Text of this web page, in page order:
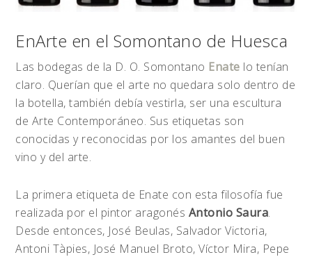
EnArte en el Somontano de Huesca
Las bodegas de la D. O. Somontano Enate lo tenían
claro. Querían que el arte no quedara solo dentro de
la botella, también debía vestirla, ser una escultura
de Arte Contemporáneo. Sus etiquetas son
conocidas y reconocidas por los amantes del buen
vino y del arte.
La primera etiqueta de Enate con esta filosofía fue
realizada por el pintor aragonés Antonio Saura.
Desde entonces, José Beulas, Salvador Victoria,
Antoni Tàpies, José Manuel Broto, Víctor Mira, Pepe